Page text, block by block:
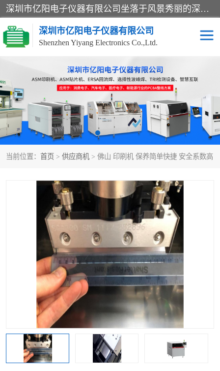
深圳市亿阳电子仪器有限公司坐落于风景秀丽的深圳市光明区，集SMT设备销售务为一体，努力为客户提供电子装配解决方案。与行业**SMT设备厂商：ASM（印刷机，锡膏检查机，贴片机），德国ERSA（爱莎）建立了稳固的代理合作关系，销售的设备一直保持**电子装配行业未来发展方向，能够满足客户各种繁杂产品的生产应用。
深圳市亿阳电子仪器有限公司
Shenzhen Yiyang Electronics Co.,Ltd.
当前位置： 首页 > 供应商机 > 佛山 印刷机 保养简单快捷 安全系数高
SX全自动高速贴片机 E系列中速贴片机
NeoHorizon全自动锡膏印
刷机
选择性波峰焊
VERSAFLOW-335
回流焊HOTFLOW 3/20e 波峰焊
BGA返修台HR600/2 自动光学检测TR7700QE
自动X射线检测机TR7600 组装电路板测试机
TR5001
自动光学检测TR7710 XS全自动高速贴片机
TX 全自动高速贴片机